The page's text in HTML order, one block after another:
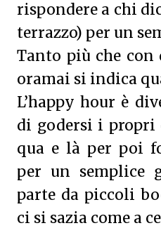
rispondere a chi
terrazzo) per un
Tanto più che con
oramai si indica
L’happy hour è
di godersi i propri
qua e là per poi
per un semplice
parte da piccoli
ci si sazia come a